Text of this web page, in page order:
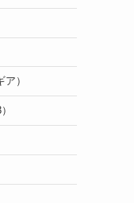
）